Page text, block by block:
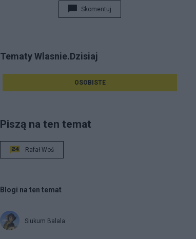
Skomentuj
Tematy Wlasnie.Dzisiaj
OSOBISTE
Piszą na ten temat
Rafał Woś
Blogi na ten temat
Siukum Balala